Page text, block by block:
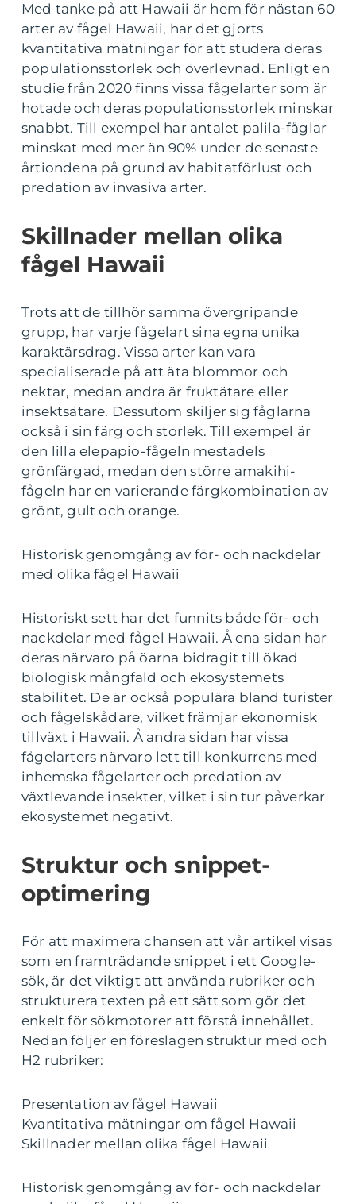
Med tanke på att Hawaii är hem för nästan 60
arter av fågel Hawaii, har det gjorts
kvantitativa mätningar för att studera deras
populationsstorlek och överlevnad. Enligt en
studie från 2020 finns vissa fågelarter som är
hotade och deras populationsstorlek minskar
snabbt. Till exempel har antalet palila-fåglar
minskat med mer än 90% under de senaste
årtiondena på grund av habitatförlust och
predation av invasiva arter.
Skillnader mellan olika
fågel Hawaii
Trots att de tillhör samma övergripande
grupp, har varje fågelart sina egna unika
karaktärsdrag. Vissa arter kan vara
specialiserade på att äta blommor och
nektar, medan andra är fruktätare eller
insektsätare. Dessutom skiljer sig fåglarna
också i sin färg och storlek. Till exempel är
den lilla elepapio-fågeln mestadels
grönfärgad, medan den större amakihi-
fågeln har en varierande färgkombination av
grönt, gult och orange.
Historisk genomgång av för- och nackdelar
med olika fågel Hawaii
Historiskt sett har det funnits både för- och
nackdelar med fågel Hawaii. Å ena sidan har
deras närvaro på öarna bidragit till ökad
biologisk mångfald och ekosystemets
stabilitet. De är också populära bland turister
och fågelskådare, vilket främjar ekonomisk
tillväxt i Hawaii. Å andra sidan har vissa
fågelarters närvaro lett till konkurrens med
inhemska fågelarter och predation av
växtlevande insekter, vilket i sin tur påverkar
ekosystemet negativt.
Struktur och snippet-
optimering
För att maximera chansen att vår artikel visas
som en framträdande snippet i ett Google-
sök, är det viktigt att använda rubriker och
strukturera texten på ett sätt som gör det
enkelt för sökmotorer att förstå innehållet.
Nedan följer en föreslagen struktur med och
H2 rubriker:
Presentation av fågel Hawaii
Kvantitativa mätningar om fågel Hawaii
Skillnader mellan olika fågel Hawaii
Historisk genomgång av för- och nackdelar